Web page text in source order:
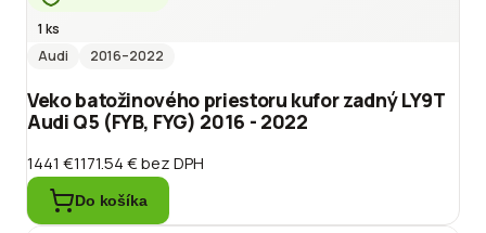
1 ks
Audi
2016–2022
Veko batožinového priestoru kufor zadný LY9T
Audi Q5 (FYB, FYG) 2016 - 2022
1441 €1171.54 €bez DPH
Do košíka